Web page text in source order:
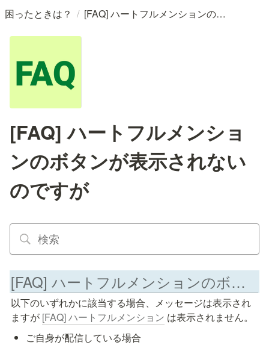
困ったときは？ / [FAQ] ハートフルメンションのボタンが表示されないのですが
[FAQ] ハートフルメンショ
ンのボタンが表示されない
のですが
[FAQ] ハートフルメンションのボタンが表示されないのですが
以下のいずれかに該当する場合、メッセージは表示され
ますが [FAQ] ハートフルメンション は表示されません。
ご自身が配信している場合